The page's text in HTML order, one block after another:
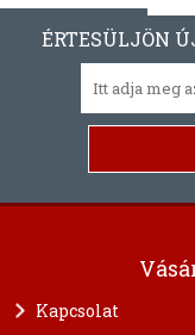
ÉRTESÜLJÖN
Kapcsolat